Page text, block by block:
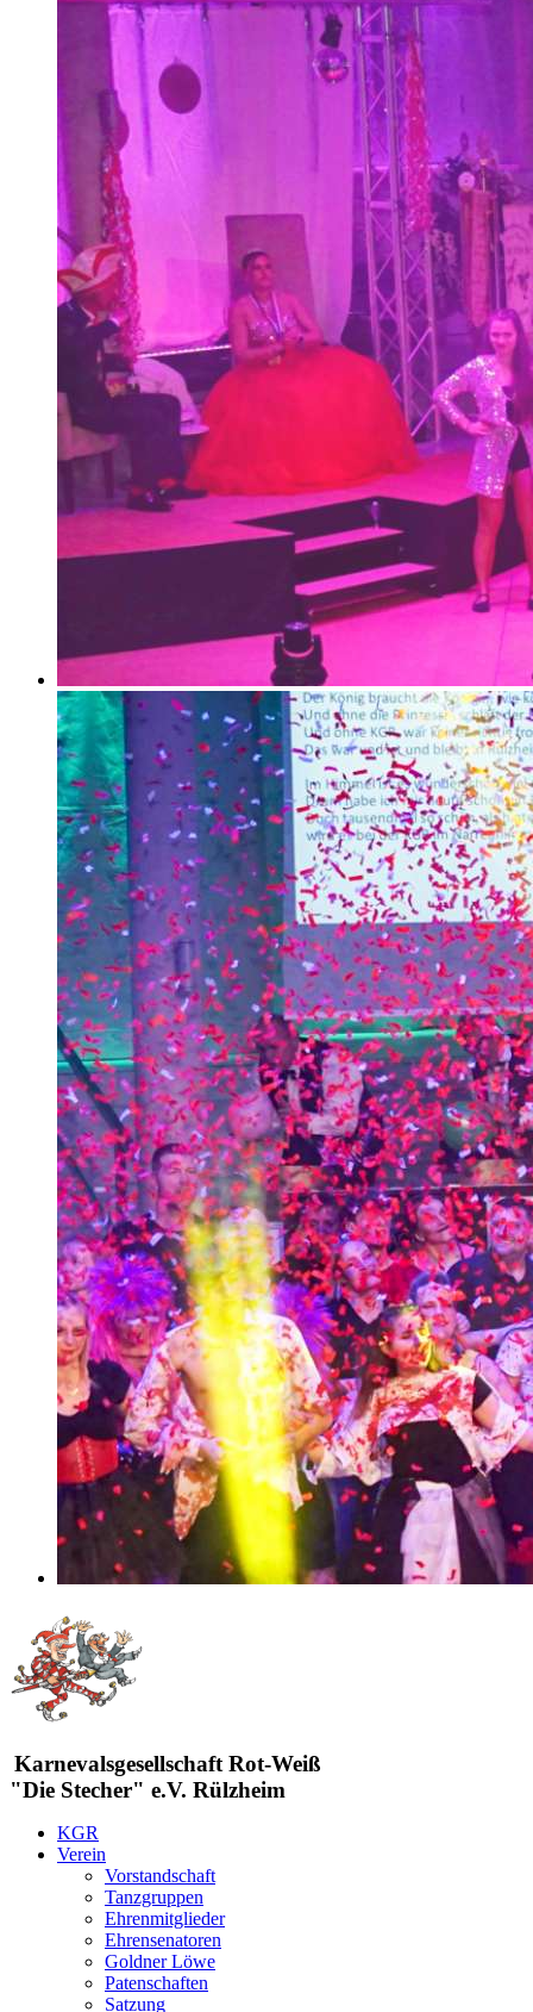
Karnevalsgesellschaft Rot-Weiß
"Die Stecher" e.V. Rülzheim
KGR
Verein
Vorstandschaft
Tanzgruppen
Ehrenmitglieder
Ehrensenatoren
Goldner Löwe
Patenschaften
Satzung